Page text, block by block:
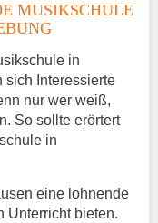
Ungerhausen
MUSIKSCHULE
in
sich Interessierte
nur wer weiß,
So sollte erörtert
in
eine lohnende
Unterricht bieten.